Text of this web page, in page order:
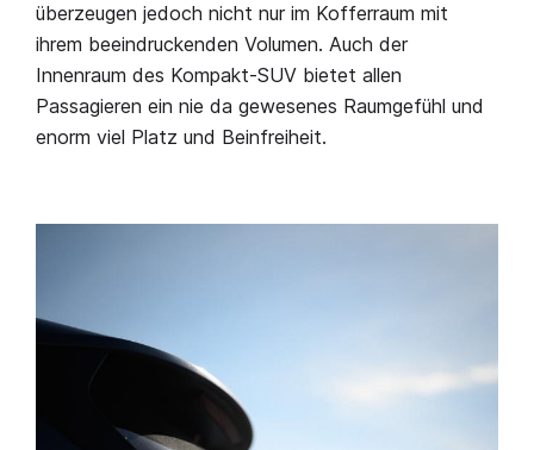
überzeugen jedoch nicht nur im Kofferraum mit
ihrem beeindruckenden Volumen. Auch der
Innenraum des Kompakt-SUV bietet allen
Passagieren ein nie da gewesenes Raumgefühl und
enorm viel Platz und Beinfreiheit.